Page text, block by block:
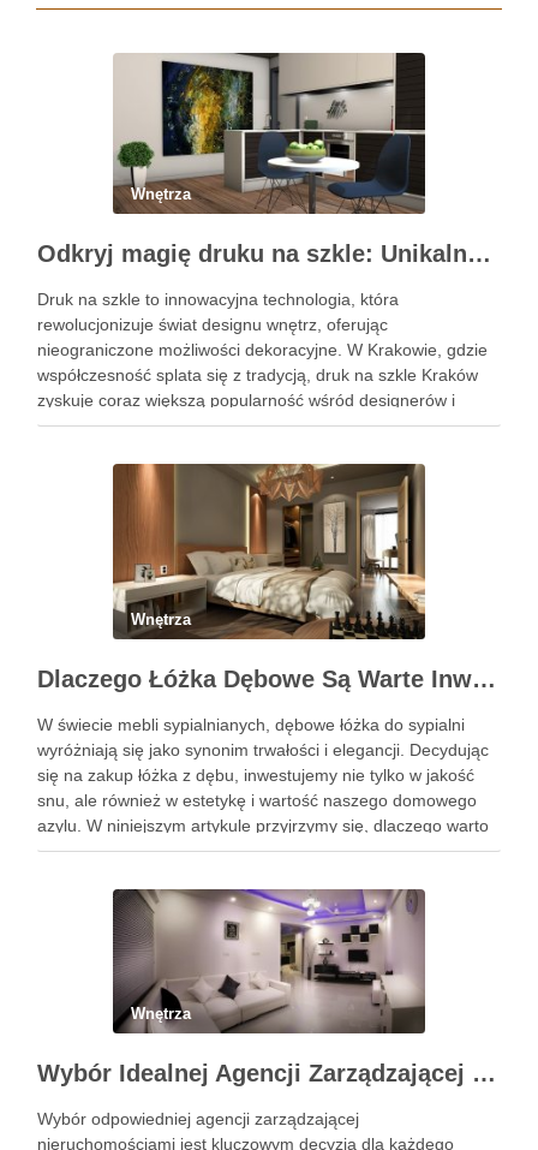
Wnętrza
Odkryj magię druku na szkle: Unikalne dekoracje wnętrz
Druk na szkle to innowacyjna technologia, która
rewolucjonizuje świat designu wnętrz, oferując
nieograniczone możliwości dekoracyjne. W Krakowie, gdzie
współczesność splata się z tradycją, druk na szkle Kraków
zyskuje coraz większą popularność wśród designerów i
właścicieli domów, pragnących wprowadzić do swoich
wykorzystać tę …
Wnętrza
Dlaczego Łóżka Dębowe Są Warte Inwestycji?
W świecie mebli sypialnianych, dębowe łóżka do sypialni
wyróżniają się jako synonim trwałości i elegancji. Decydując
się na zakup łóżka z dębu, inwestujemy nie tylko w jakość
snu, ale również w estetykę i wartość naszego domowego
azylu. W niniejszym artykule przyjrzymy się, dlaczego warto
wybrać łóżko wykonane z tego szlachetnego …
Wnętrza
Wybór Idealnej Agencji Zarządzającej Nieruchomościami: Kompleksowy Przewodnik
Wybór odpowiedniej agencji zarządzającej
nieruchomościami jest kluczowym decyzją dla każdego